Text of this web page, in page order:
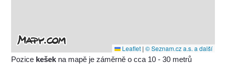
Leaflet | © Seznam.cz a.s. a další
Pozice kešek na mapě je záměrně o cca 10 - 30 metrů